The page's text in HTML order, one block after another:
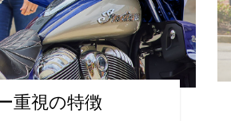
重視の特徴